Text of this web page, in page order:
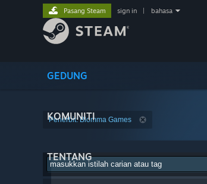
GEDUNG
KOMUNITI
TENTANG
Pasang Steam sign in bahasa
Penerbit: Blomma Games